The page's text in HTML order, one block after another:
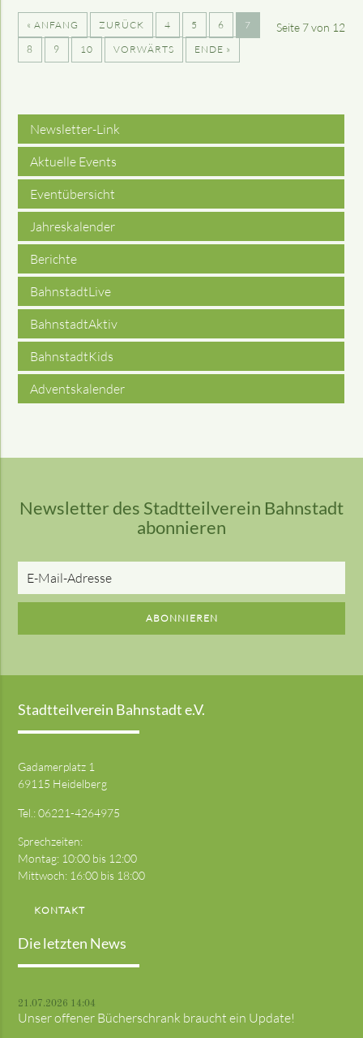
Seite 7 von 12
« ANFANG ZURÜCK 4 5 6
7
8
9 10 VORWÄRTS ENDE »
Newsletter-Link
Aktuelle Events
Eventübersicht
Jahreskalender
Berichte
BahnstadtLive
BahnstadtAktiv
BahnstadtKids
Adventskalender
Newsletter des Stadtteilverein Bahnstadt
abonnieren
Adresse
ABONNIEREN
Stadtteilverein Bahnstadt e.V.
Gadamerplatz 1
69115 Heidelberg
Tel.:06221-4264975
Sprechzeiten:
Montag: 10:00 bis 12:00
Mittwoch: 16:00 bis 18:00
KONTAKT
Die letzten News
21.07.2026 14:04
Unser offener Bücherschrank braucht ein Update!